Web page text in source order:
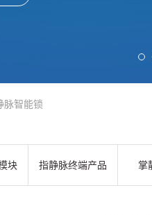
脉智能锁
块 指静脉终端产品 掌